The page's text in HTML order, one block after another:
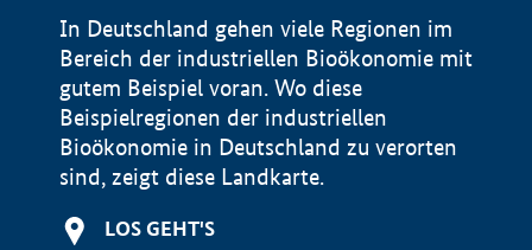
In Deutschland gehen viele Regionen im
Bereich der industriellen Bioökonomie mit
gutem Beispiel voran. Wo diese
Beispielregionen der industriellen
Bioökonomie in Deutschland zu verorten
sind, zeigt diese Landkarte.
LOS GEHT'S